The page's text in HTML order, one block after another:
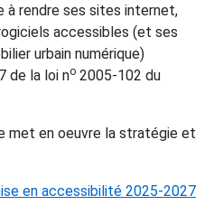
à rendre ses sites internet,
accessibles (et ses
urbain numérique)
de la loi no 2005-102 du
met en oeuvre la stratégie et
en accessibilité 2025-2027